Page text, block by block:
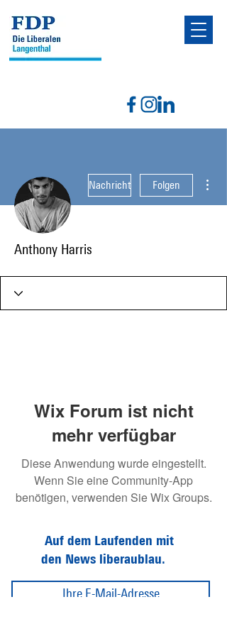
Nachricht Folgen
Anthony Harris
Wix Forum ist nicht
mehr verfügbar
Diese Anwendung wurde eingestellt.
Wenn Sie eine Community-App
benötigen, verwenden Sie Wix Groups.
Auf dem Laufenden mit
den News liberaublau.